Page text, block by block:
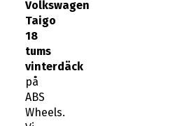
Volkswagen
Taigo
18
tums
vinterdäck
på
ABS
Wheels.